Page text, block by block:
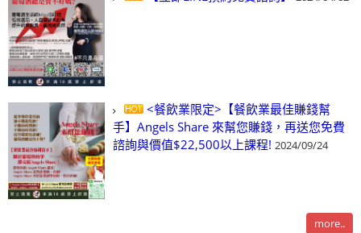
<餐飲業限定>【餐飲業最佳賺錢幫
手】Angels Share 來幫您賺錢，再送您免費
諮詢與價值$22,500以上課程! 2024/09/24
more..